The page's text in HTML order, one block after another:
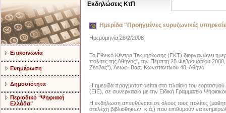
Επικοινωνία
Ενημέρωση
Δημοσιότητα
Περιοδικό "Ψηφιακή
Ελλάδα"
Εκδηλώσεις ΚτΠ
Ημερίδα "Προηγμένες ευρυζωνικές
Ημερομηνία:28/2/2008
Το Εθνικό Κέντρο Τεκμηρίωσης (ΕΚΤ) διοργανώνει
πολίτες της Αθήνας", την Πέμπτη 28 Φεβρουαρίου
Ζέρβας"), Λεωφ. Βασ. Κωνσταντίνου 48, Αθήνα.
Η ημερίδα πραγματοποιείται στο πλαίσιο του
(ΕΙΕ), σε συνεργασία με την Ειδική Γραμματεία
Η εκδήλωση απευθύνεται σε όλους τους πολίτες
στελέχη βιβλιοθηκών, κ.ά.) που επιθυμούν να